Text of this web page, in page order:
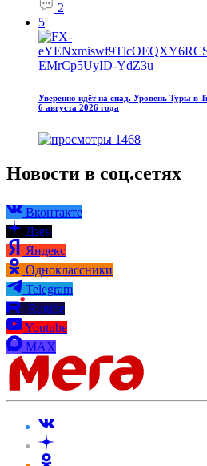
2
5
Уверенно идёт на спад. Уровень Туры в
6 августа 2026 года
1468
Новости в соц.сетях
Вконтакте
Дзен
Яндекс
Одноклассники
Telegram
Rutube
Youtube
MAX